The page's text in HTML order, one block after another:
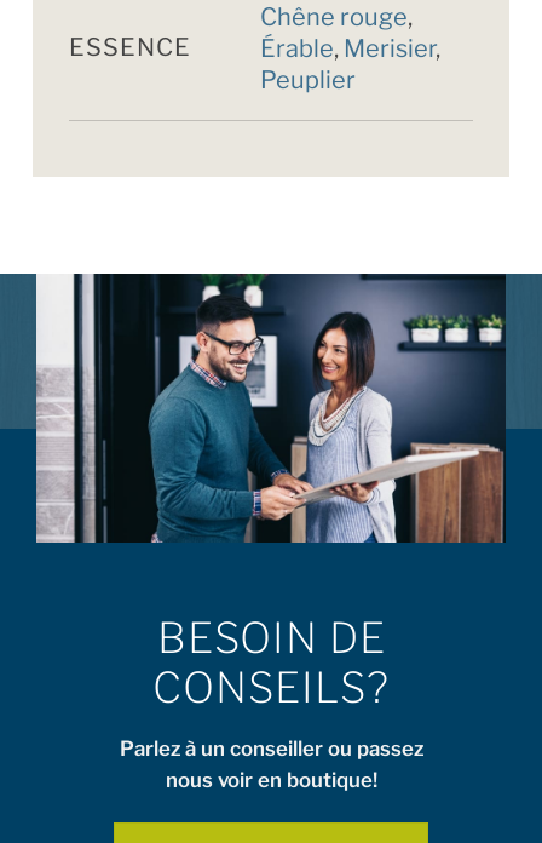
ESSENCE
Chêne rouge,
Érable, Merisier,
Peuplier
BESOIN DE
CONSEILS?
Parlez à un conseiller ou passez
nous voir en boutique!